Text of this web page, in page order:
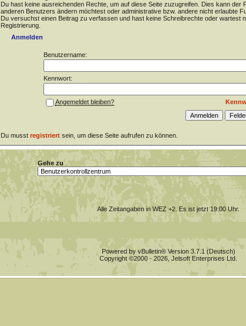
Du hast keine ausreichenden Rechte, um auf diese Seite zuzugreifen. Dies kann der
anderen Benutzers ändern möchtest oder administrative bzw. andere nicht erlaubte
Du versuchst einen Beitrag zu verfassen und hast keine Schreibrechte oder wartest
Registrierung.
Anmelden
Benutzername:
Kennwort:
Angemeldet bleiben?
Du musst registriertsein, um diese Seite aufrufen zu können.
Gehe zu
Alle Zeitangaben in WEZ +2. Es ist jetzt19:00Uhr.
Powered by vBulletin® Version 3.7.1 (Deutsch)
Copyright ©2000 - 2026, Jelsoft Enterprises Ltd.